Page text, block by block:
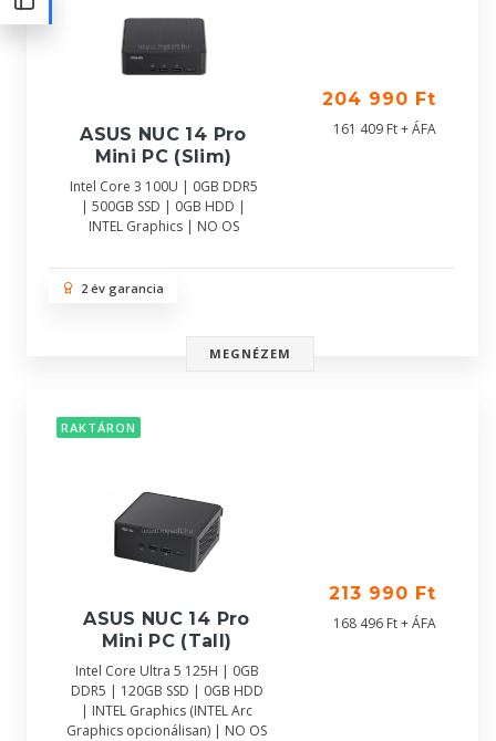
ASUS NUC 14 Pro
Mini PC (Slim)
Intel Core 3 100U | 0GB DDR5
| 500GB SSD | 0GB HDD |
INTEL Graphics | NO OS
204 990 Ft
161 409 Ft + ÁFA
2 év garancia
MEGNÉZEM
RAKTÁRON
ASUS NUC 14 Pro
Mini PC (Tall)
Intel Core Ultra 5 125H | 0GB
DDR5 | 120GB SSD | 0GB HDD
| INTEL Graphics (INTEL Arc
Graphics opcionálisan) | NO OS
213 990 Ft
168 496 Ft + ÁFA